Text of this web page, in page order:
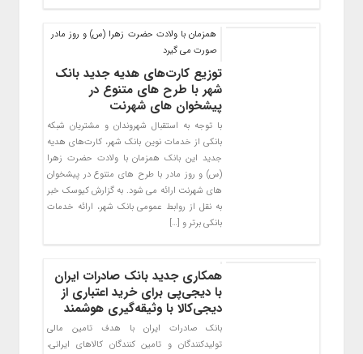
همزمان با ولادت حضرت زهرا (س) و روز مادر
صورت می گیرد
توزیع کارت‌های هدیه جدید بانک
شهر با طرح های متنوع در
پیشخوان های شهرنت
با توجه به استقبال شهروندان و مشتریان شبکه
بانکی از خدمات نوین بانک شهر، کارت‌های هدیه
جدید این بانک همزمان با ولادت حضرت زهرا
(س) و روز مادر با طرح های متنوع در پیشخوان
های شهرنت ارائه می شود. به گزارش کیوسک خبر
به نقل از روابط عمومی بانک شهر، ارائه خدمات
بانکی برتر و […]
همکاری جدید بانک صادرات ایران
با دیجی‌پی برای خرید اعتباری از
دیجی‌کالا با وثیقه‌گیری هوشمند
بانک صادرات ایران با هدف تامین مالی
تولیدکنندگان و تامین کنندگان کالاهای ایرانی،